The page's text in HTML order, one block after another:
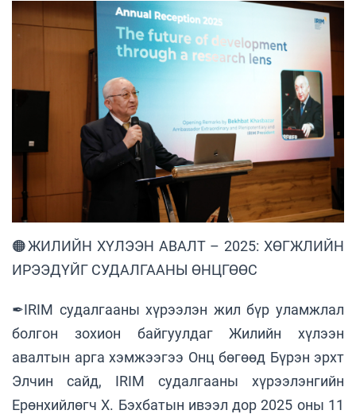
🟠ЖИЛИЙН ХҮЛЭЭН АВАЛТ – 2025: ХӨГЖЛИЙН
ИРЭЭДҮЙГ СУДАЛГААНЫ ӨНЦГӨӨС
✒IRIM судалгааны хүрээлэн жил бүр уламжлал
болгон зохион байгуулдаг Жилийн хүлээн
авалтын арга хэмжээгээ Онц бөгөөд Бүрэн эрхт
Элчин сайд, IRIM судалгааны хүрээлэнгийн
Ерөнхийлөгч Х. Бэхбатын ивээл дор 2025 оны 11